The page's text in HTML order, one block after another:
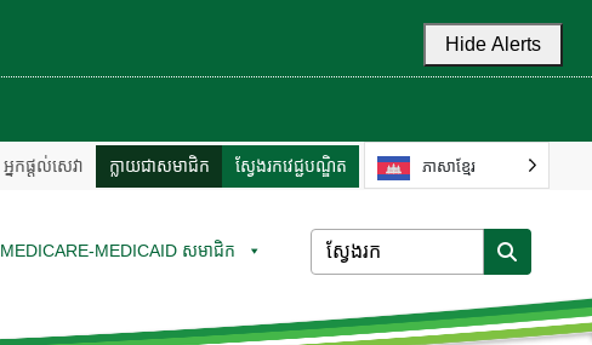
Hide Alerts
អ្នកផ្តល់សេវា ក្លាយជាសមាជិក ស្វែងរកវេជ្ជបណ្ឌិត ភាសាខ្មែរ
MEDICARE-MEDICAID សមាជិក